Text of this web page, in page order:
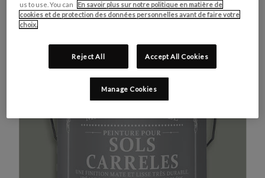
MEUBLES DE CUISINE
VERT KAKI
us to use. You can
En savoir plus sur notre politique en matière de
cookies et de protection des données personnelles avant de faire votre
choix.
Reject All Accept All Cookies
Manage Cookies